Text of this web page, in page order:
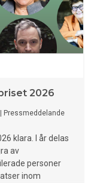
2026
Pressmeddelande
klara. I år delas
av
personer
inom